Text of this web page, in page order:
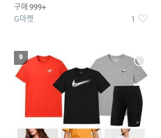
구매 999+
G마켓 1
9